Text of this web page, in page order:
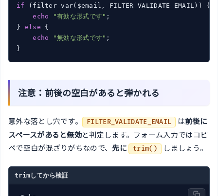
if
(filter_var($email, FILTER_VALIDATE_EMAIL)) {
echo
"有効な形式です" ;
} else {
echo
"無効な形式です" ;
注意：前後の空白があると弾かれる
意外な落とし穴です。 FILTER_VALIDATE_EMAIL は前後に
スペースがあると無効と判定します。フォーム入力ではコピ
ペで空白が混ざりがちなので、 先に trim() しましょう。
trimしてから検証